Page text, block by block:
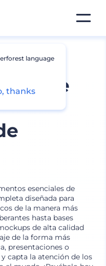
de
esenciales de
diseñada para
de la manera más
hasta bases
de alta calidad
de la forma más
presentaciones o
capta la atención de los
language
thanks